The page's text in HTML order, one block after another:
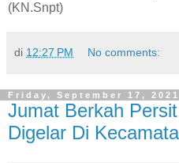
(KN.Snpt)
di 12:27 PM No comments:
Friday, September 17, 2021
Jumat Berkah
Digelar Di